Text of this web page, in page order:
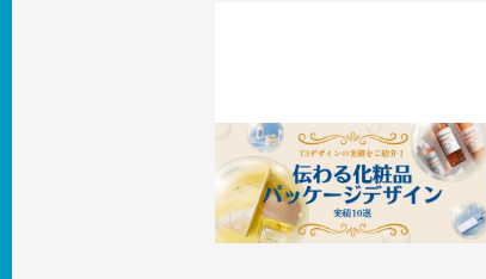
「伝わる」化粧品パッケージデザイン実
績10選！ | デザイン作成依頼はT3デ
ザイン
2025.03.24
事例